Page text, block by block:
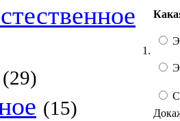
(29)
(15)
1.